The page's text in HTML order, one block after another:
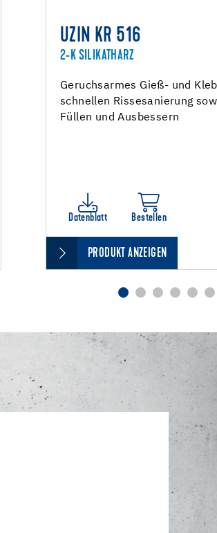
UZIN KR 516
2-K SILIKATHARZ
Geruchsarmes Gieß- und
schnellen Rissesanierung
Füllen und Ausbessern
Datenblatt Bestellen
PRODUKT ANZEIGEN